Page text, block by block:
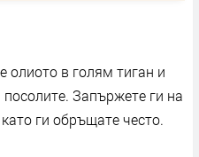
олиото в голям тиган и
Запържете ги на
ги обръщате често.